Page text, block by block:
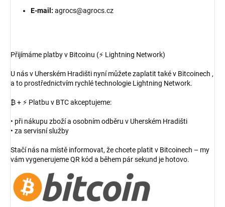
E-mail: agrocs@agrocs.cz
Přijímáme platby v Bitcoinu (⚡ Lightning Network)
U nás v Uherském Hradišti nyní můžete zaplatit také v Bitcoinech ,
a to prostřednictvím rychlé technologie Lightning Network.
₿ + ⚡ Platbu v BTC akceptujeme:
• při nákupu zboží a osobním odběru v Uherském Hradišti
• za servisní služby
Stačí nás na místě informovat, že chcete platit v Bitcoinech – my
vám vygenerujeme QR kód a během pár sekund je hotovo.